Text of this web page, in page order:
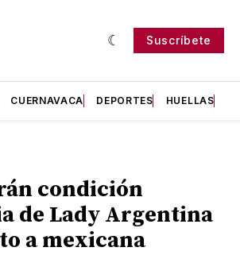
Suscríbete
CUERNAVACA DEPORTES HUELLAS
condición
de Lady Argentina
a mexicana